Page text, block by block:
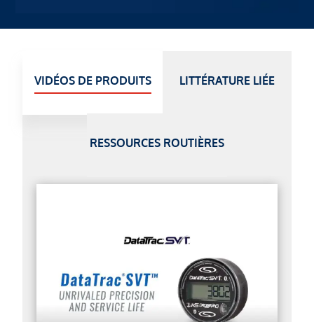
VIDÉOS DE PRODUITS LITTÉRATURE LIÉE
RESSOURCES ROUTIÈRES